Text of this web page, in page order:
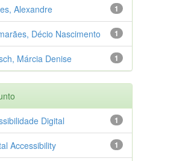
1
Alexandre
1
Décio Nascimento
1
Márcia Denise
1
Digital
1
Accessibility